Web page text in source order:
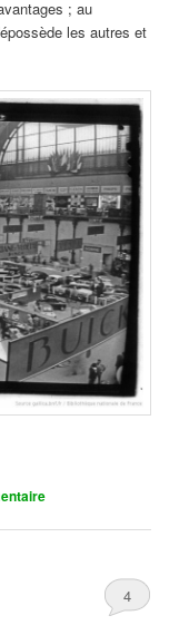
; au
les autres et
4